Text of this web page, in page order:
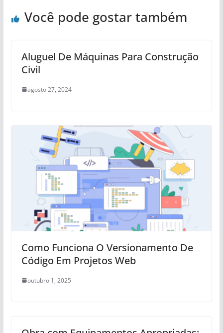
Você pode gostar também
Aluguel De Máquinas Para Construção
Civil
agosto 27, 2024
Como Funciona O Versionamento De
Código Em Projetos Web
outubro 1, 2025